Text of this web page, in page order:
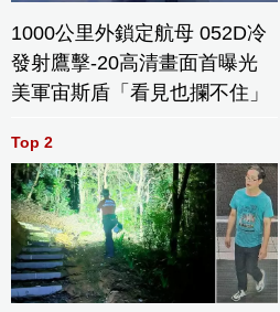
1000公里外鎖定航母 052D冷
發射鷹擊-20高清畫面首曝光
美軍宙斯盾「看見也攔不住」
Top 2